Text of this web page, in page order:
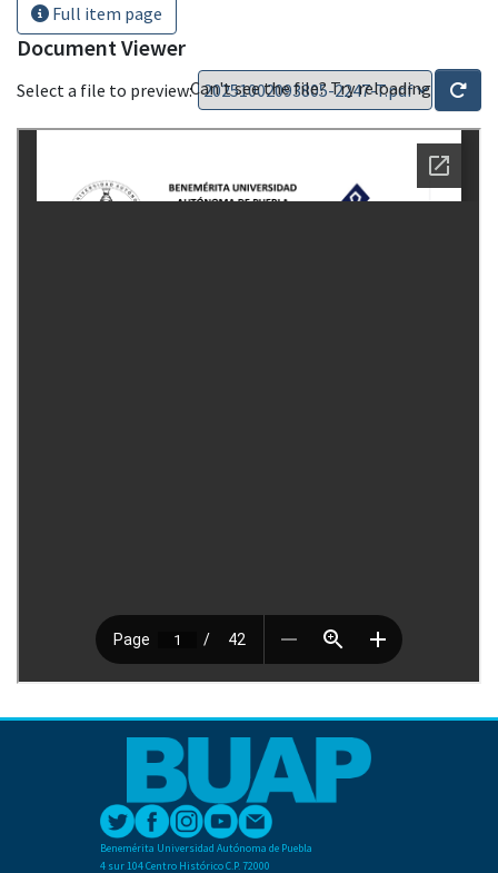
Full item page
Document Viewer
Select a file to preview:Can't see the file? Try reloading
Benemérita Universidad Autónoma de Puebla
4 sur 104 Centro Histórico C.P. 72000